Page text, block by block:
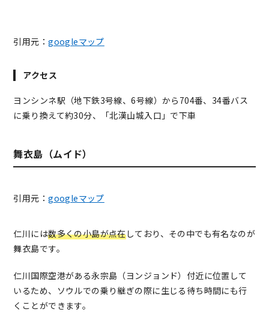
引用元：googleマップ
アクセス
ヨンシンネ駅（地下鉄3号線、6号線）から704番、34番バス
に乗り換えて約30分、「北漢山城入口」で下車
舞衣島（ムイド）
引用元：googleマップ
仁川には数多くの小島が点在しており、その中でも有名なのが
舞衣島です。
仁川国際空港がある永宗島（ヨンジョンド）付近に位置して
いるため、ソウルでの乗り継ぎの際に生じる待ち時間にも行
くことができます。